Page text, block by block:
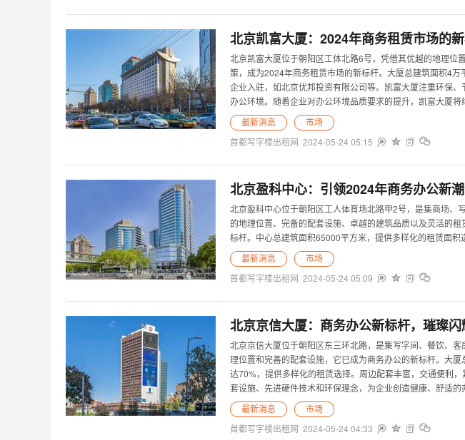
北京凯富大厦：2024年商务租赁市场的
北京凯富大厦位于朝阳区工体北路6号，凭借其优越的地理位
策，成为2024年商务租赁市场的新标杆。大厦总建筑面积4
企业入驻，如北京优邦投资有限公司等。凯富大厦注重环保
办公环境。随着企业对办公环境品质要求的提升，凯富大厦将
最新消息 市场
首都写字楼出租网 2024-05-24 05:15    
北京盈科中心：引领2024年商务办公新
北京盈科中心位于朝阳区工人体育场北路甲2号，是集商场、
的地理位置、完备的配套设施、卓越的建筑品质以及灵活的
标杆。中心总建筑面积65000平方米，提供多样化的租赁面积
最新消息 市场
首都写字楼出租网 2024-05-24 05:09    
北京京信大厦：商务办公新标杆，璀璨
北京京信大厦位于朝阳区东三环北路，是集写字间、餐饮、
理位置和完善的配套设施，它已成为商务办公的新标杆。大
达70%，提供多样化的租赁选择。周边配套丰富，交通便利
套设施、先进硬件技术和环保理念，为企业创造健康、舒适的
最新消息 市场
首都写字楼出租网 2024-05-24 04:33    